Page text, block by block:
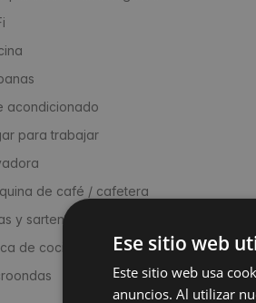
acondicionado
para trabajar
de café / cafetera
y sartenes
de cocina / cocina de gas
Ese sitio web
Este sitio web usa
anuncios. Al utilizar